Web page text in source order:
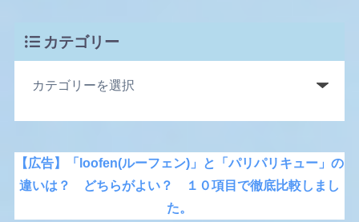
カテゴリー
【広告】「loofen(ルーフェン)」と「パリパリキュー」の
違いは？ どちらがよい？ １０項目で徹底比較しまし
た。